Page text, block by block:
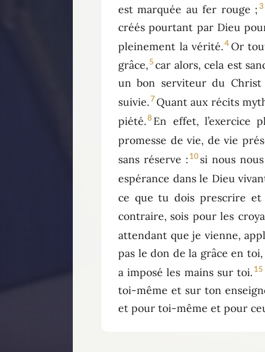
est marquée au fer rouge ;3
créés pourtant par Dieu
pleinement la vérité.4Or
grâce,5 car alors, cela est
un bon serviteur du
suivie.7 Quant aux récits
piété.8 En effet, l’exercice
promesse de vie, de vie
sans réserve : 10 si nous
espérance dans le Dieu
ce que tu dois prescrire et
contraire, sois pour les
attendant que je vienne,
pas le don de la grâce en
a imposé les mains sur toi. 15
toi-même et sur ton
et pour toi-même et pour